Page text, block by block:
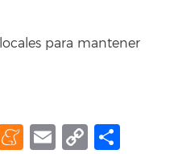
para mantener
Meneame
Email
Copy